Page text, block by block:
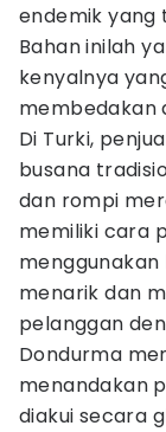
endemik yang
Bahan inilah
kenyalnya
membedakan
Di Turki,
busana
dan rompi
memiliki cara
menarik dan
pelanggan
Dondurma
menandakan
diakui secara